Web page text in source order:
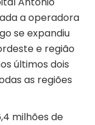
a operadora
se expandiu
e região
últimos dois
as regiões
milhões de